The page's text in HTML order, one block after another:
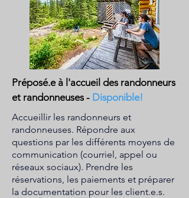
Préposé.e à l'accueil des randonneurs
et randonneuses - Disponible!
Accueillir les randonneurs et
randonneuses. Répondre aux
questions par les différents moyens de
communication (courriel, appel ou
réseaux sociaux). Prendre les
réservations, les paiements et préparer
la documentation pour les client.e.s.